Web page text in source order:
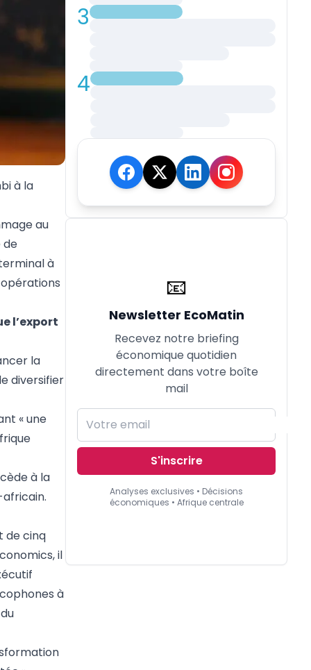
à la
au
de
à
l’export
la
diversifier
« une
à la
de cinq
il
à
3
4
📧
Newsletter EcoMatin
Recevez notre briefing
économique quotidien
directement dans votre boîte
mail
S'inscrire
Analyses exclusives • Décisions
économiques • Afrique centrale